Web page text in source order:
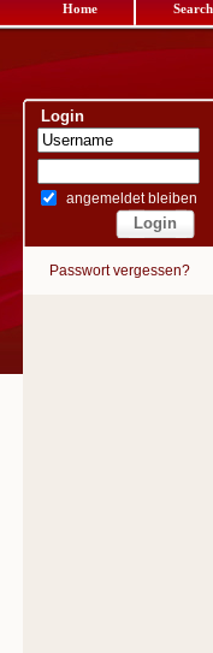
Home Search
Login
angemeldet bleiben
Passwort vergessen?